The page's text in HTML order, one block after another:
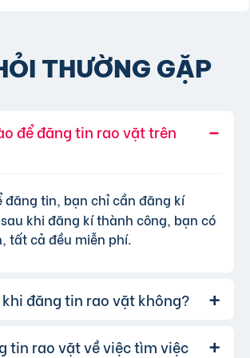
THƯỜNG GẶP
để đăng tin rao vặt trên
đăng tin, bạn chỉ cần đăng kí
khi đăng kí thành công, bạn có
tất cả đều miễn phí.
đăng tin rao vặt không?
tôi cung cấp gói đăng tin miễn
tin rao vặt về việc tìm việc